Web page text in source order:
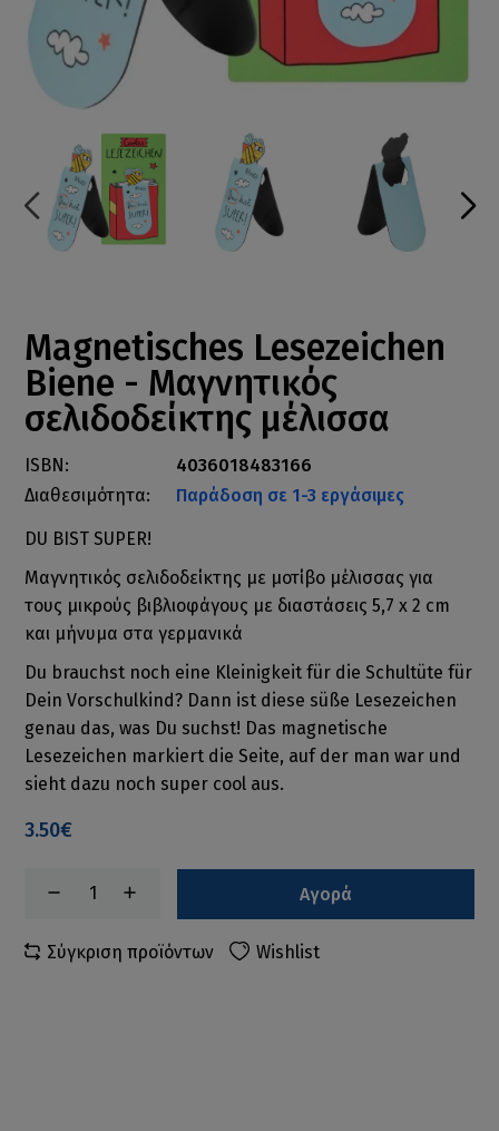
Magnetisches Lesezeichen
Biene - Μαγνητικός
σελιδοδείκτης μέλισσα
ISBN:
4036018483166
Διαθεσιμότητα:
Παράδοση σε 1-3 εργάσιμες
DU BIST SUPER!
Μαγνητικός σελιδοδείκτης με μοτίβο μέλισσας για
τους μικρούς βιβλιοφάγους με διαστάσεις 5,7 x 2 cm
και μήνυμα στα γερμανικά
Du brauchst noch eine Kleinigkeit für die Schultüte für
Dein Vorschulkind? Dann ist diese süße Lesezeichen
genau das, was Du suchst! Das magnetische
Lesezeichen markiert die Seite, auf der man war und
sieht dazu noch super cool aus.
3.50€
Αγορά
Σύγκριση προϊόντων Wishlist